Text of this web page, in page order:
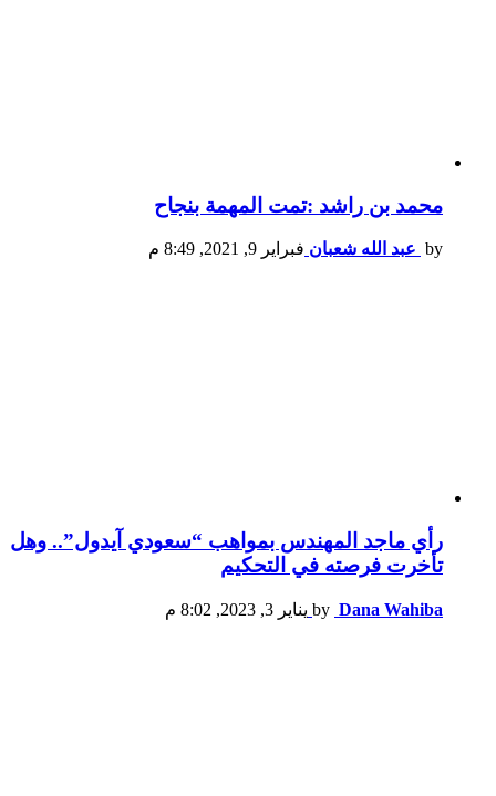
محمد بن راشد :تمت المهمة بنجاح
by عبد الله شعبان فبراير 9, 2021, 8:49 م
رأي ماجد المهندس بمواهب “سعودي آيدول”.. وهل
تأخرت فرصته في التحكيم
by Dana Wahiba يناير 3, 2023, 8:02 م